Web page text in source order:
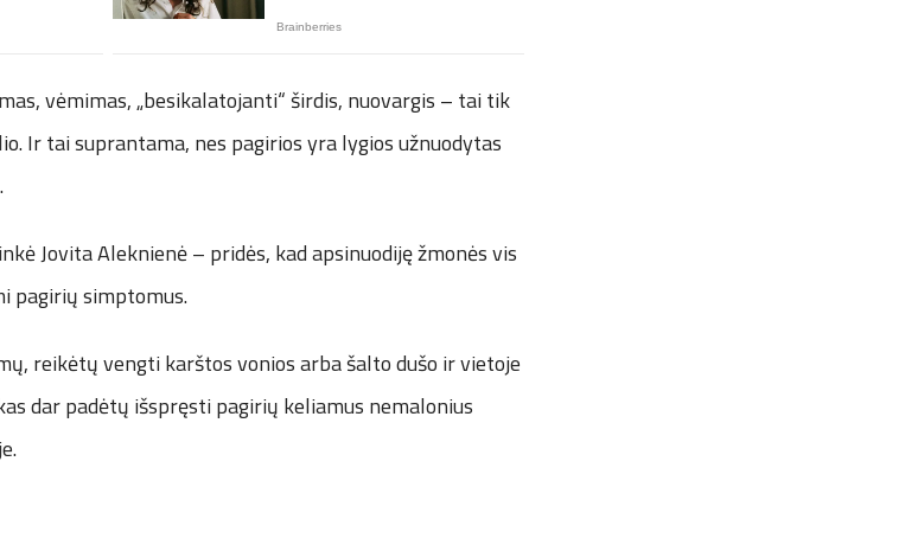
vėmimas, „besikalatojanti“ širdis, nuovargis – tai tik
Ir tai suprantama, nes pagirios yra lygios užnuodytas
Jovita Aleknienė – pridės, kad apsinuodiję žmonės vis
pagirių simptomus.
reikėtų vengti karštos vonios arba šalto dušo ir vietoje
dar padėtų išspręsti pagirių keliamus nemalonius